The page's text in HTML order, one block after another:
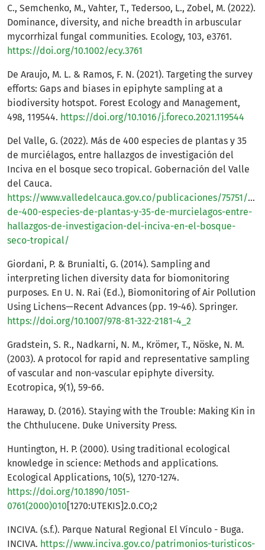
C., Semchenko, M., Vahter, T., Tedersoo, L., Zobel, M. (2022).
Dominance, diversity, and niche breadth in arbuscular
mycorrhizal fungal communities. Ecology, 103, e3761.
https://doi.org/10.1002/ecy.3761
De Araujo, M. L. & Ramos, F. N. (2021). Targeting the survey
efforts: Gaps and biases in epiphyte sampling at a
biodiversity hotspot. Forest Ecology and Management,
498, 119544. https://doi.org/10.1016/j.foreco.2021.119544
Del Valle, G. (2022). Más de 400 especies de plantas y 35
de murciélagos, entre hallazgos de investigación del
Inciva en el bosque seco tropical. Gobernación del Valle
del Cauca.
https://www.valledelcauca.gov.co/publicaciones/75751/
de-400-especies-de-plantas-y-35-de-murcielagos-entre-
hallazgos-de-investigacion-del-inciva-en-el-bosque-
seco-tropical/
Giordani, P. & Brunialti, G. (2014). Sampling and
interpreting lichen diversity data for biomonitoring
purposes. En U. N. Rai (Ed.), Biomonitoring of Air Pollution
Using Lichens—Recent Advances (pp. 19-46). Springer.
https://doi.org/10.1007/978-81-322-2181-4_2
Gradstein, S. R., Nadkarni, N. M., Krömer, T., Nöske, N. M.
(2003). A protocol for rapid and representative sampling
of vascular and non-vascular epiphyte diversity.
Ecotropica, 9(1), 59-66.
Haraway, D. (2016). Staying with the Trouble: Making Kin in
the Chthulucene. Duke University Press.
Huntington, H. P. (2000). Using traditional ecological
knowledge in science: Methods and applications.
Ecological Applications, 10(5), 1270-1274.
https://doi.org/10.1890/1051-
0761(2000)010[1270:UTEKIS]2.0.CO;2
INCIVA. (s.f.). Parque Natural Regional El Vínculo - Buga.
INCIVA. https://www.inciva.gov.co/patrimonios-turisticos-